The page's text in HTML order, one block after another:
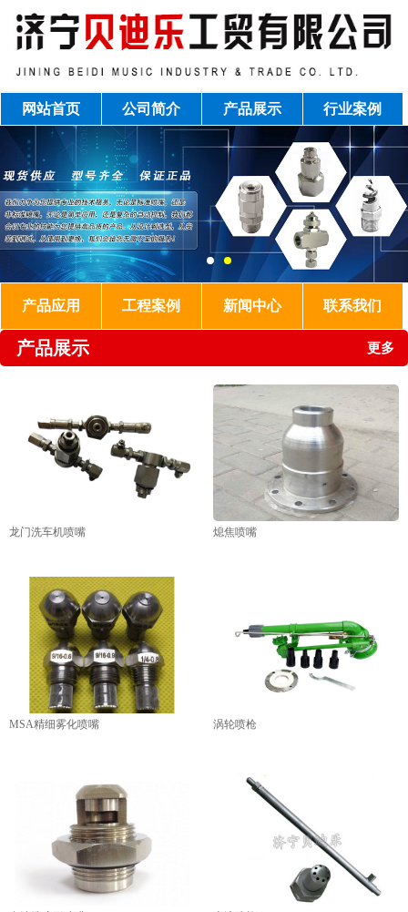
网站首页 公司简介 产品展示 行业案例
产品应用 工程案例 新闻中心 联系我们
产品展示 更多
龙门洗车机喷嘴 熄焦喷嘴
MSA精细雾化喷嘴 涡轮喷枪